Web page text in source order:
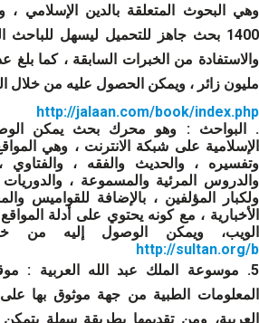
وهي البحوث المتعلقة بالدين الإسلامي
1400 بحث جاهز للتحميل ليسهل
مليون زائر ، ويمكن الحصول عليه من خلال
http://jalaan.com/book/index.php
. البواحث : وهو محرك بحث يمكن
الإسلامية على شبكة الانترنت ، وهي
وتفسيره ، والحديث والفقه ،
والدروس المرئية والمسموعة ،
ولكبار المؤلفين ، بالإضافة للقواميس
الأخبارية ، مع كونه يحتوي على أدلة
الويب، ويمكن الوصول إليه من
http://sultan.org/b
5. موسوعة الملك عبد الله العربية :
المعلومات الطبية من جهة موثوق بها على
العربية، ومن تقديمها بطريقة سهلة